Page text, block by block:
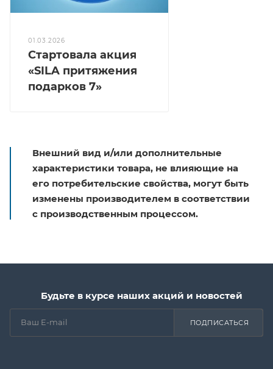
01.03.2026
Стартовала акция
«SILA притяжения
подарков 7»
Внешний вид и/или дополнительные
характеристики товара, не влияющие на
его потребительские свойства, могут быть
изменены производителем в соответствии
с производственным процессом.
Будьте в курсе наших акций и новостей
ПОДПИСАТЬСЯ